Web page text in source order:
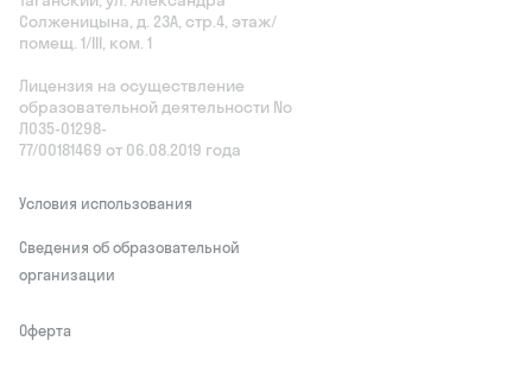
Солженицына, д. 23А, стр.4, этаж/
помещ. 1/III, ком. 1
Лицензия на осуществление
образовательной деятельности No
Л035‑01298-
77/00181469 от 06.08.2019 года
Условия использования
Сведения об образовательной
организации
Оферта